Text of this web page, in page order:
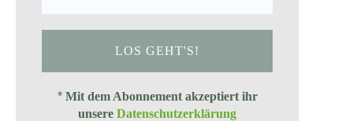
* Mit dem Abonnement akzeptiert ihr
unsereDatenschutzerklärung